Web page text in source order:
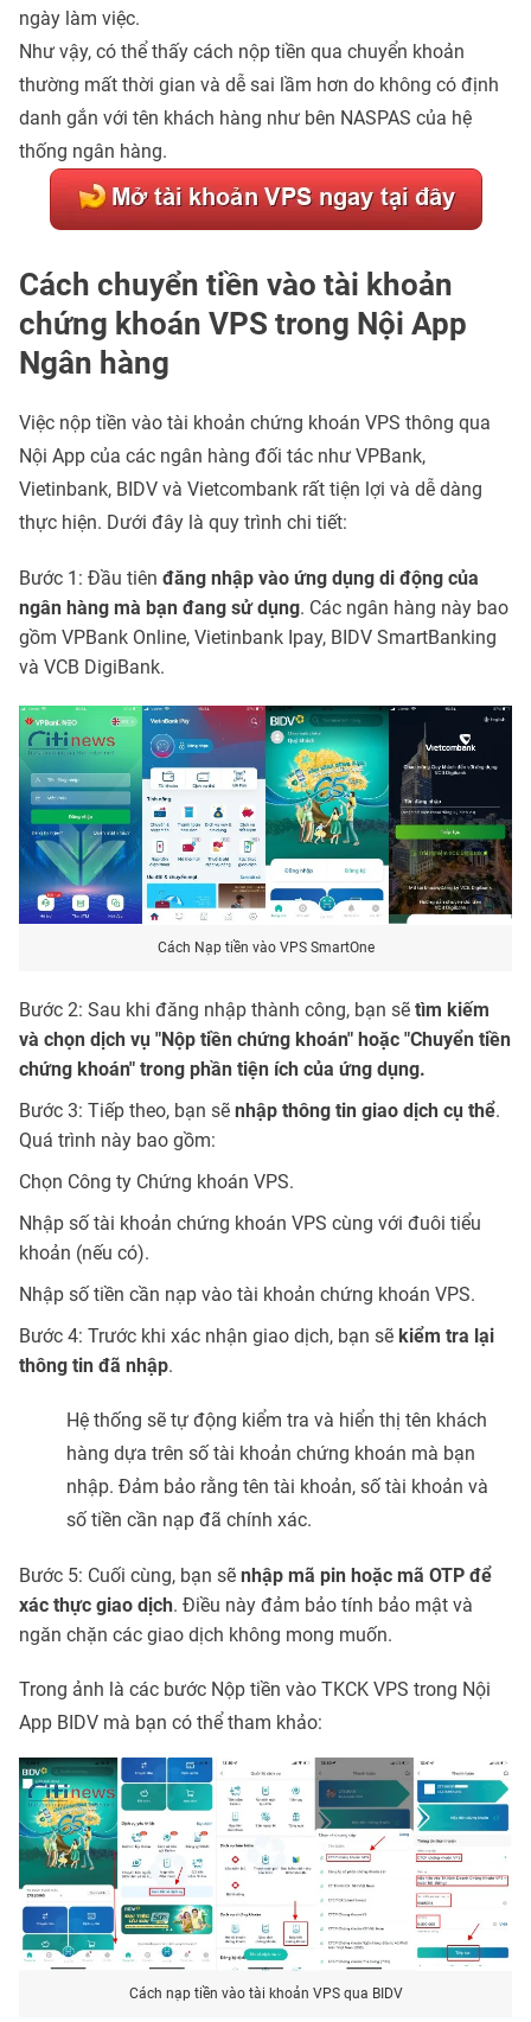
ngày làm việc.
Như vậy, có thể thấy cách nộp tiền qua chuyển khoản
thường mất thời gian và dễ sai lầm hơn do không có định
danh gắn với tên khách hàng như bên NASPAS của hệ
thống ngân hàng.
Cách chuyển tiền vào tài khoản
chứng khoán VPS trong Nội App
Ngân hàng
Việc nộp tiền vào tài khoản chứng khoán VPS thông qua
Nội App của các ngân hàng đối tác như VPBank,
Vietinbank, BIDV và Vietcombank rất tiện lợi và dễ dàng
thực hiện. Dưới đây là quy trình chi tiết:
Bước 1: Đầu tiên đăng nhập vào ứng dụng di động của
ngân hàng mà bạn đang sử dụng. Các ngân hàng này bao
gồm VPBank Online, Vietinbank Ipay, BIDV SmartBanking
và VCB DigiBank.
Cách Nạp tiền vào VPS SmartOne
Bước 2: Sau khi đăng nhập thành công, bạn sẽ tìm kiếm
và chọn dịch vụ "Nộp tiền chứng khoán" hoặc "Chuyển tiền
chứng khoán" trong phần tiện ích của ứng dụng.
Bước 3: Tiếp theo, bạn sẽ nhập thông tin giao dịch cụ thể.
Quá trình này bao gồm:
Chọn Công ty Chứng khoán VPS.
Nhập số tài khoản chứng khoán VPS cùng với đuôi tiểu
khoản (nếu có).
Nhập số tiền cần nạp vào tài khoản chứng khoán VPS.
Bước 4: Trước khi xác nhận giao dịch, bạn sẽ kiểm tra lại
thông tin đã nhập.
Hệ thống sẽ tự động kiểm tra và hiển thị tên khách
hàng dựa trên số tài khoản chứng khoán mà bạn
nhập. Đảm bảo rằng tên tài khoản, số tài khoản và
số tiền cần nạp đã chính xác.
Bước 5: Cuối cùng, bạn sẽ nhập mã pin hoặc mã OTP để
xác thực giao dịch. Điều này đảm bảo tính bảo mật và
ngăn chặn các giao dịch không mong muốn.
Trong ảnh là các bước Nộp tiền vào TKCK VPS trong Nội
App BIDV mà bạn có thể tham khảo:
Cách nạp tiền vào tài khoản VPS qua BIDV